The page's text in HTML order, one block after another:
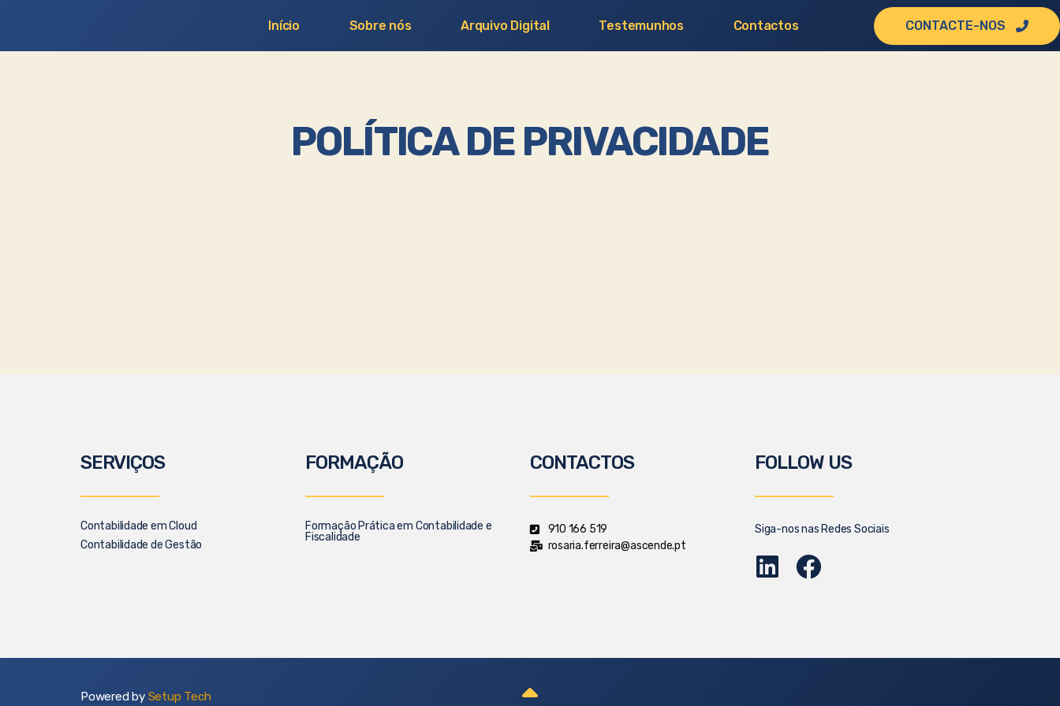
Início Sobre nós Arquivo Digital Testemunhos Contactos CONTACTE-NOS
POLÍTICA DE PRIVACIDADE
SERVIÇOS
Contabilidade em Cloud
Contabilidade de Gestão
FORMAÇÃO
Formação Prática em Contabilidade e
Fiscalidade
CONTACTOS
910 166 519
rosaria.ferreira@ascende.pt
FOLLOW US
Siga-nos nas Redes Sociais
Powered by Setup Tech